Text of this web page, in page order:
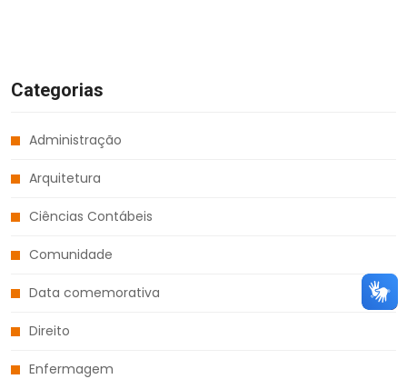
Categorias
Administração
Arquitetura
Ciências Contábeis
Comunidade
Data comemorativa
Direito
Enfermagem